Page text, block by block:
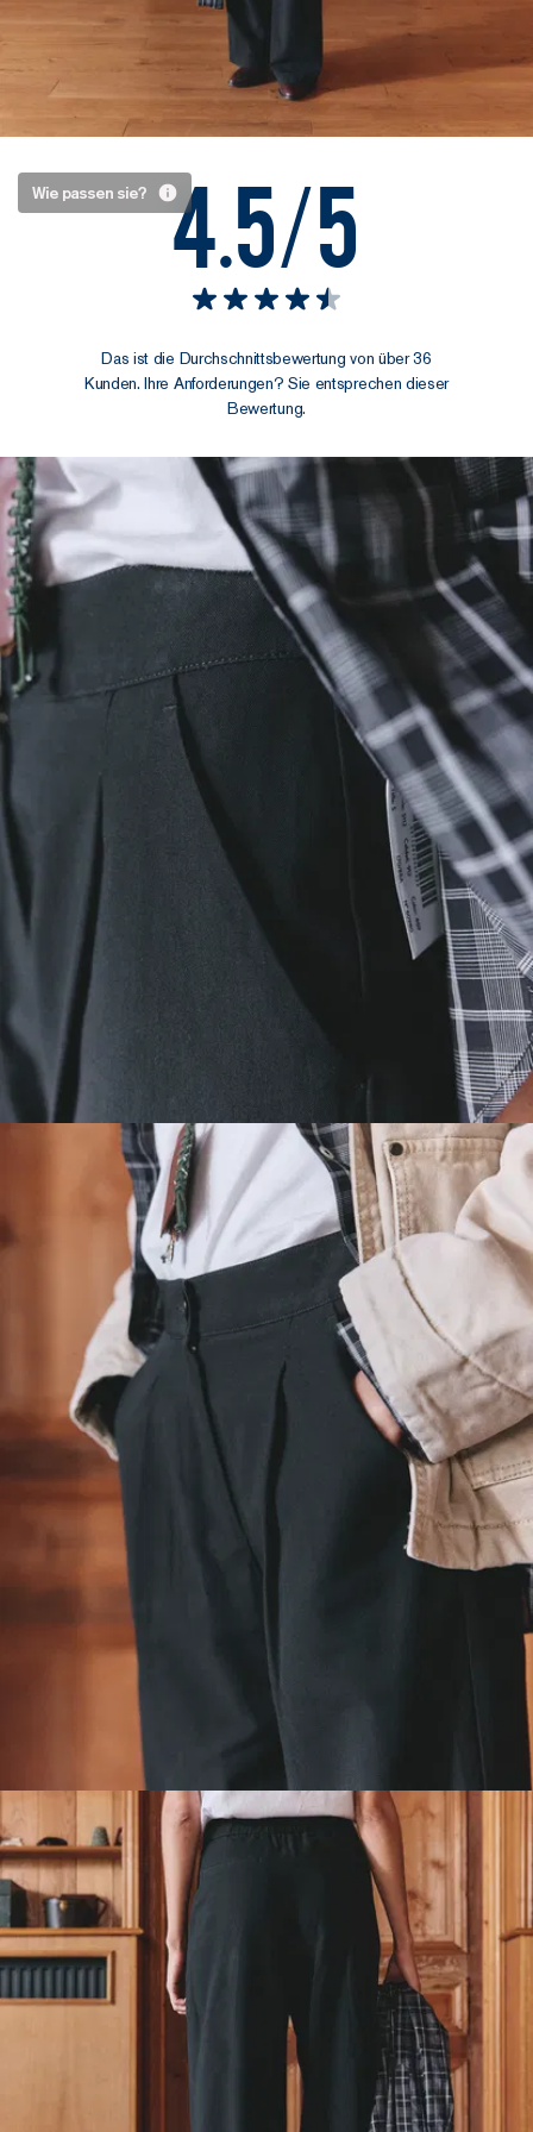
Wie passen sie?
Problemlos
jeden Tag
Bein und
hoher Taille.
sich mit euch
bewegt und
jeder Figur
schmeichelt.
Komfort pur:
eurer Figur an,
ist diskret,
und Stil, egal
was ihr
vorhabt.
Taschen-
Technik:
Vorne 2
Taschen im
italienischen
Stil. Dezent,
seitlich, schräg
gleichen Stoff
genäht, sind
sie praktisch,
elegant und
strapazierfähig.
Hinten 2
Ziertaschen.
Und all das
dient einer
Aufgabe: Dass
ihr fantastisch
4.5/5
Das ist die Durchschnittsbewertung von über 36
Kunden. Ihre Anforderungen? Sie entsprechen dieser
Bewertung.